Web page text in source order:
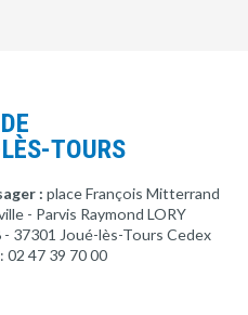
TOURS
: place François Mitterrand
- Parvis Raymond LORY
- 37301 Joué-lès-Tours Cedex
02 47 39 70 00